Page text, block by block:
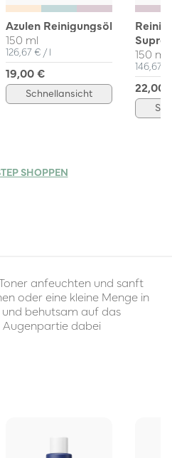
Azulen Reinigungsöl
150 ml
Einzelpreis
126,67 € / pro
l
19,00 €
Schnellansicht
150 ml
146,67 €
22,00
SHOPPEN
anfeuchten und sanft
oder eine kleine Menge in
behutsam auf das
dabei